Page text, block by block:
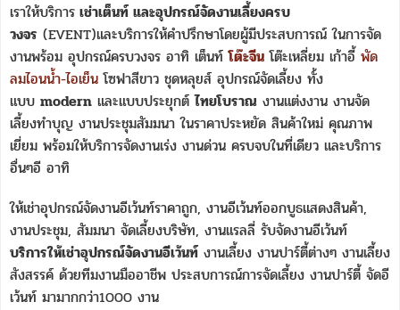
เราให้บริการ เช่าเต็นท์ และอุปกรณ์จัดงานเลี้ยงครบ
วงจร (EVENT)และบริการให้คำปรึกษาโดยผู้มีประสบการณ์ ในการจัด
งานพร้อม อุปกรณ์ครบวงจร อาทิ เต็นท์โต๊ะจีน โต๊ะเหลี่ยม เก้าอี้ พัด
ลมไอนน้ำ-ไอเย็น โซฟาสีขาว ชุดหลุยส์ อุปกรณ์จัดเลี้ยง ทั้ง
แบบ modern และแบบประยุกต์ไทยโบราณ งานแต่งงาน งานจัด
เลี้ยงทำบุญ งานประชุมสัมมนา ในราคาประหยัด สินค้าใหม่ คุณภาพ
เยี่ยม พร้อมให้บริการจัดงานเร่ง งานด่วน ครบจบในที่เดียว และบริการ
อื่นๆอี อาทิ
ให้เช่าอุปกรณ์จัดงานอีเว้นท์ราคาถูก, งานอีเว้นท์ออกบูธแสดงสินค้า,
งานประชุม, สัมมนา จัดเลี้ยงบริษัท, งานแรลลี่ รับจัดงานอีเว้นท์
บริการให้เช่าอุปกรณ์จัดงานอีเว้นท์ งานเลี้ยง งานปาร์ตี้ต่างๆ งานเลี้ยง
สังสรรค์ ด้วยทีมงานมืออาชีพ ประสบการณ์การจัดเลี้ยง งานปาร์ตี้ จัดอี
เว้นท์ มามากกว่า1000 งาน